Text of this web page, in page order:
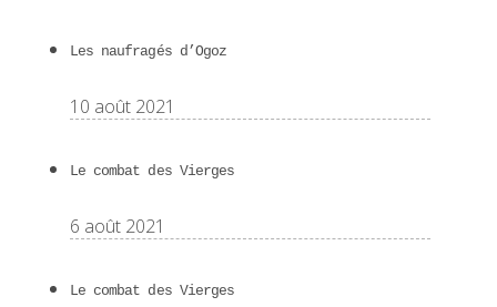
Les naufragés d’Ogoz
10 août 2021
Le combat des Vierges
6 août 2021
Le combat des Vierges